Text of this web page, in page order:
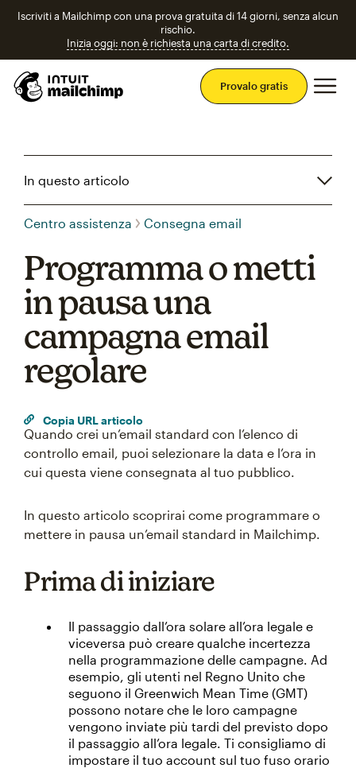
Iscriviti a Mailchimp con una prova gratuita di 14 giorni, senza alcun
rischio.
Inizia oggi: non è richiesta una carta di credito.
Provalo gratis
In questo articolo
Centro assistenza Consegna email
Programma o metti
in pausa una
campagna email
regolare
Copia URL articolo
Quando crei un’email standard con l’elenco di
controllo email, puoi selezionare la data e l’ora in
cui questa viene consegnata al tuo pubblico.
In questo articolo scoprirai come programmare o
mettere in pausa un’email standard in Mailchimp.
Prima di iniziare
Il passaggio dall’ora solare all’ora legale e
viceversa può creare qualche incertezza
nella programmazione delle campagne. Ad
esempio, gli utenti nel Regno Unito che
seguono il Greenwich Mean Time (GMT)
possono notare che le loro campagne
vengono inviate più tardi del previsto dopo
il passaggio all’ora legale. Ti consigliamo di
impostare il tuo account sul tuo fuso orario